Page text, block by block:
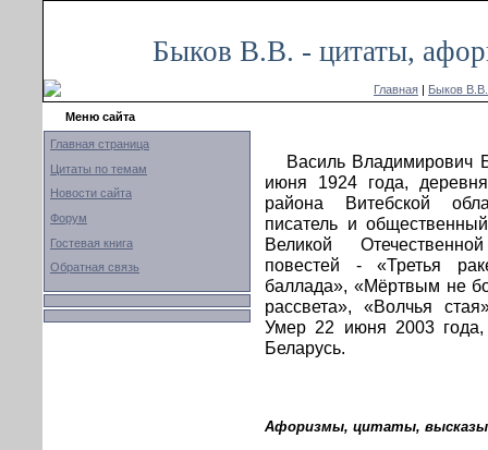
Быков В.В. - цитаты,
Главная | Быков В.В.
Меню сайта
Главная страница
Цитаты по темам
Новости сайта
Форум
Гостевая книга
Обратная связь
Василь Владимирович
июня 1924 года,
района Витебской
писатель и
Великой
повестей - «Третья
баллада», «Мёртвым не
рассвета», «Волчья
Умер 22 июня 2003 года,
Беларусь.
Афоризмы, цитаты,